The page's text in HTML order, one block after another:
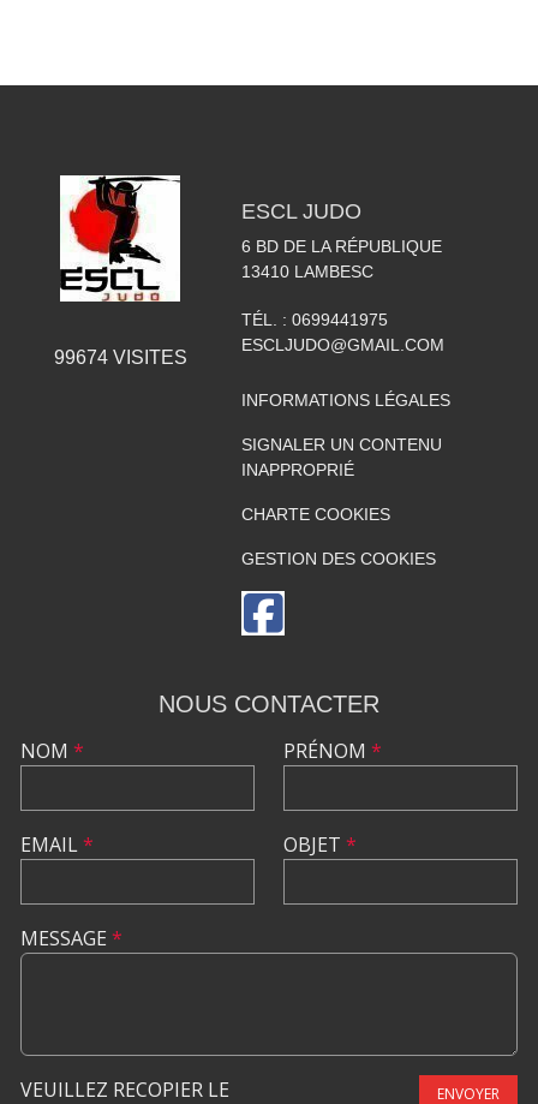
99674VISITES
ESCL JUDO
6 BD DE LA RÉPUBLIQUE
13410 LAMBESC
TÉL. : 0699441975
ESCLJUDO@GMAIL.COM
INFORMATIONS LÉGALES
SIGNALER UN CONTENU
INAPPROPRIÉ
CHARTE COOKIES
GESTION DES COOKIES
NOUS CONTACTER
NOM *
EMAIL*
PRÉNOM *
OBJET *
MESSAGE *
VEUILLEZ RECOPIER LE ENVOYER